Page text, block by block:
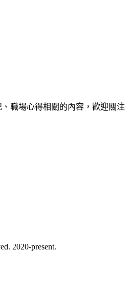
職場心得相關的內容，歡迎關注
2020-present.